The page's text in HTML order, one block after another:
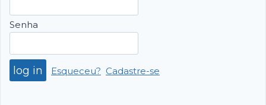
Senha
Esqueceu? Cadastre-se